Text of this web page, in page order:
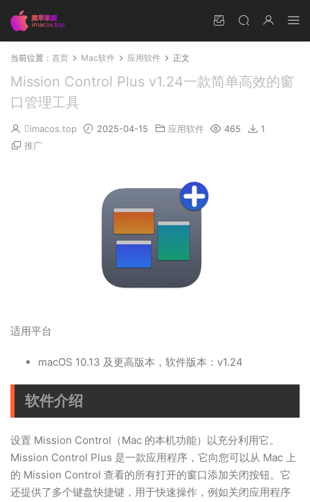
当前位置： 首页 Mac软件 应用软件 正文
Mission Control Plus v1.24一款简单高效的窗
口管理工具
imacos.top 2025-04-15 应用软件 465
1
推广
适用平台
macOS 10.13 及更高版本，软件版本：v1.24
软件介绍
设置 Mission Control（Mac 的本机功能）以充分利用它。
Mission Control Plus 是一款应用程序，它向您可以从 Mac 上
的 Mission Control 查看的所有打开的窗口添加关闭按钮。它
还提供了多个键盘快捷键，用于快速操作，例如关闭应用程序